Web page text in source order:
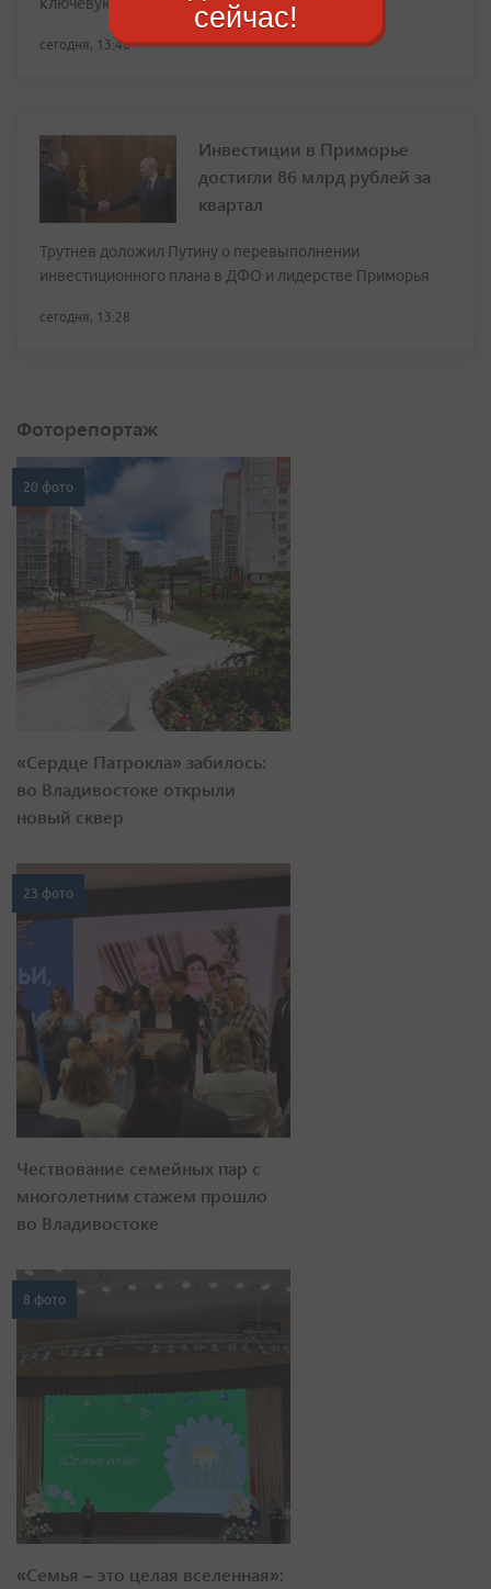
сегодня, 13:46
Инвестиции в Приморье
достигли 86 млрд рублей за
квартал
Трутнев доложил Путину о перевыполнении
инвестиционного плана в ДФО и лидерстве Приморья
сегодня, 13:28
Фоторепортаж
20 фото
«Сердце Патрокла» забилось:
во Владивостоке открыли
новый сквер
23 фото
Чествование семейных пар с
многолетним стажем прошло
во Владивостоке
8 фото
«Семья – это целая вселенная»:
сейчас!